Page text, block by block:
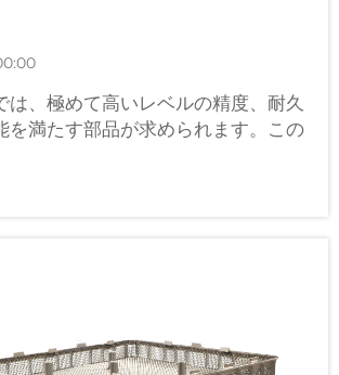
は、極めて高いレベルの精度、耐久
を満たす部品が求められます。この
野において、精密鋳造は複雑かつ高
造することを可能にする画期的な製
場しました…